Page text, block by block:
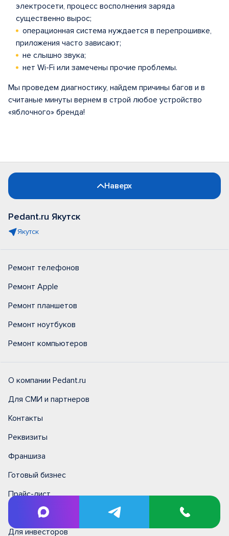
электросети, процесс восполнения заряда
существенно вырос;
операционная система нуждается в перепрошивке,
приложения часто зависают;
не слышно звука;
нет Wi-Fi или замечены прочие проблемы.
Мы проведем диагностику, найдем причины багов и в
считаные минуты вернем в строй любое устройство
«яблочного» бренда!
Наверх
Pedant.ru Якутск
Якутск
Ремонт телефонов
Ремонт Apple
Ремонт планшетов
Ремонт ноутбуков
Ремонт компьютеров
О компании Pedant.ru
Для СМИ и партнеров
Контакты
Реквизиты
Франшиза
Готовый бизнес
Прайс-лист
Сеть сервисных центров №1 в России
Для инвесторов